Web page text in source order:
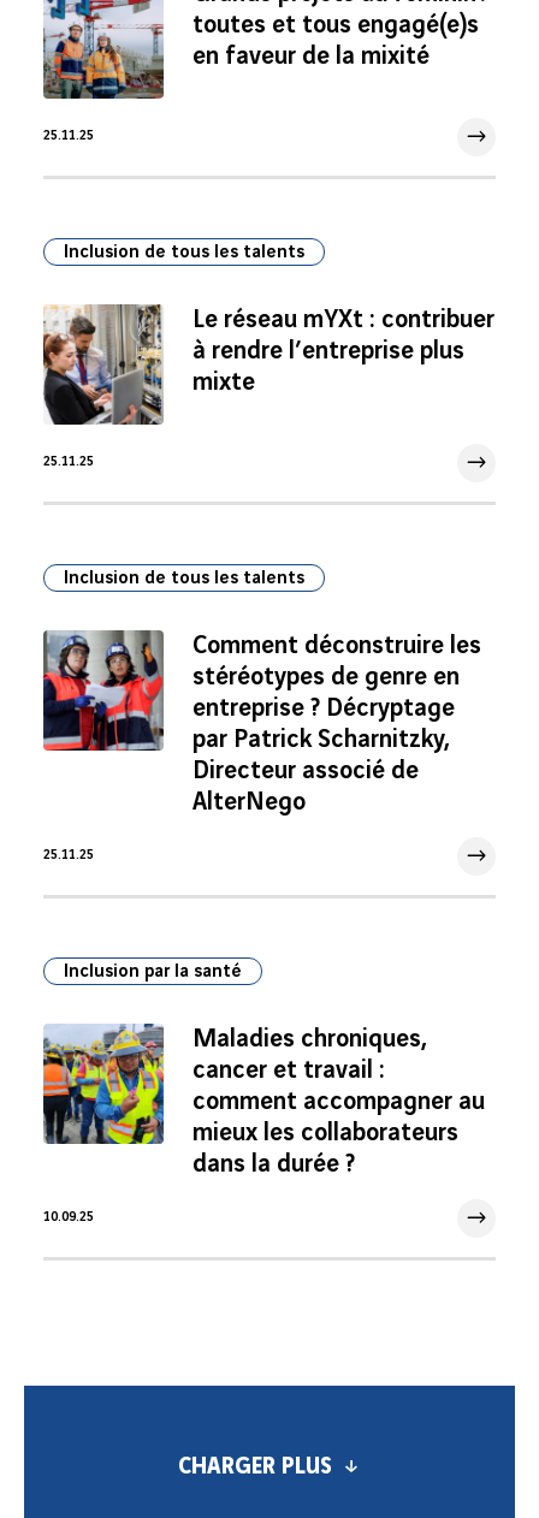
toutes et tous engagé(e)s
en faveur de la mixité
25.11.25
Inclusion de tous les talents
Le réseau mYXt : contribuer
à rendre l’entreprise plus
mixte
25.11.25
Inclusion de tous les talents
Comment déconstruire les
stéréotypes de genre en
entreprise ? Décryptage
par Patrick Scharnitzky,
Directeur associé de
AlterNego
25.11.25
Inclusion par la santé
Maladies chroniques,
cancer et travail :
comment accompagner au
mieux les collaborateurs
dans la durée ?
10.09.25
CHARGER PLUS